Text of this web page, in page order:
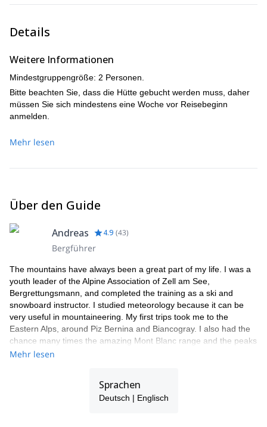
Details
Weitere Informationen
Mindestgruppengröße: 2 Personen.
Bitte beachten Sie, dass die Hütte gebucht werden muss, daher
müssen Sie sich mindestens eine Woche vor Reisebeginn
anmelden.
Mehr lesen
Über den Guide
Andreas 4.9 (43)
Bergführer
The mountains have always been a great part of my life. I was a
youth leader of the Alpine Association of Zell am See,
Bergrettungsmann, and completed the training as a ski and
snowboard instructor. I studied meteorology because it can be
very useful in mountaineering. My first trips took me to the
Eastern Alps, around Piz Bernina and Biancogray. I also had the
chance many times the amazing Mont Blanc range and the peaks
around Chamonix. Finally, I got to practice in the high mountains
where I always wanted to be. The smile on my clients' faces at
the summit or after an intense ski day is so rewarding!
Mehr lesen
Sprachen
Deutsch | Englisch